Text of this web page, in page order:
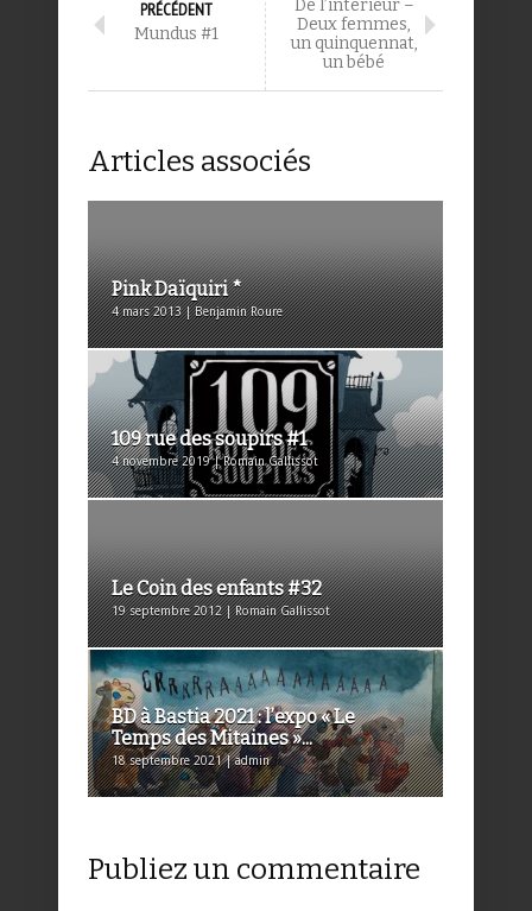
PRÉCÉDENT
Mundus #1
De l’intérieur –
Deux femmes,
un quinquennat,
un bébé
Articles associés
Pink Daïquiri *
4 mars 2013 | Benjamin Roure
109 rue des soupirs #1
4 novembre 2019 | Romain Gallissot
Le Coin des enfants #32
19 septembre 2012 | Romain Gallissot
BD à Bastia 2021 : l’expo « Le
Temps des Mitaines »...
18 septembre 2021 | admin
Publiez un commentaire